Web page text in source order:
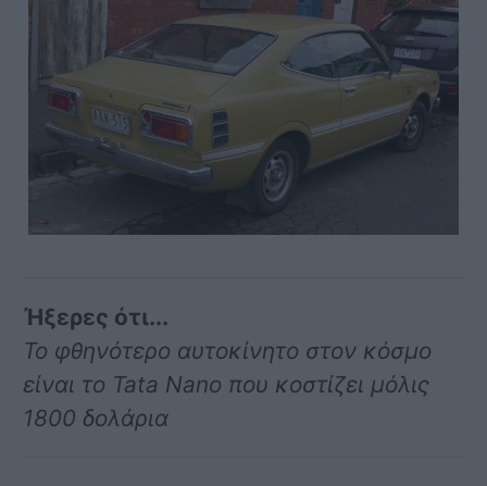
Ήξερες ότι...
Το φθηνότερο αυτοκίνητο στον κόσμο
είναι το Tata Nano που κοστίζει μόλις
1800 δολάρια